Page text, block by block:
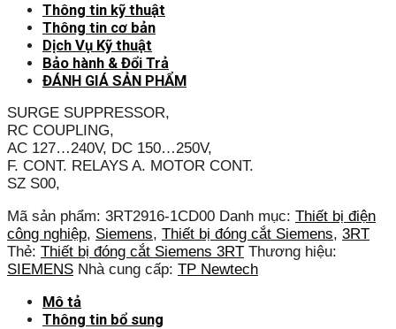
Thông tin kỹ thuật
Thông tin cơ bản
Dịch Vụ Kỹ thuật
Bảo hành & Đổi Trả
ĐÁNH GIÁ SẢN PHẨM
SURGE SUPPRESSOR,
RC COUPLING,
AC 127…240V, DC 150…250V,
F. CONT. RELAYS A. MOTOR CONT.
SZ S00,
Mã sản phẩm: 3RT2916-1CD00 Danh mục: Thiết bị điện
công nghiệp, Siemens, Thiết bị đóng cắt Siemens, 3RT
Thẻ: Thiết bị đóng cắt Siemens 3RT Thương hiệu:
SIEMENS Nhà cung cấp: TP Newtech
Mô tả
Thông tin bổ sung